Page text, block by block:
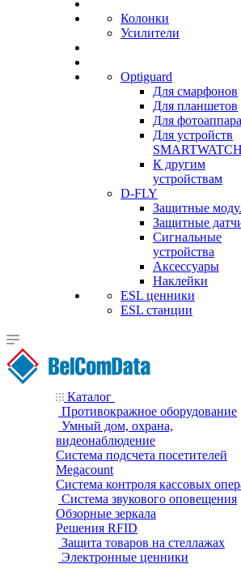
Колонки
Усилители
Optiguard
Для смарфонов
Для планшетов
Для
Для устройств
SMARTWATCH
К другим
устройствам
D-FLY
Защитные
Защитные
Сигнальные
устройства
Аксессуары
Наклейки
ESL ценники
ESL станции
Каталог
Противокражное оборудование
Умный дом, охрана,
видеонаблюдение
Система подсчета посетителей
Megacount
Система контроля кассовых
Система звукового оповещения
Обзорные зеркала
Решения RFID
Защита товаров на стеллажах
Электронные ценники